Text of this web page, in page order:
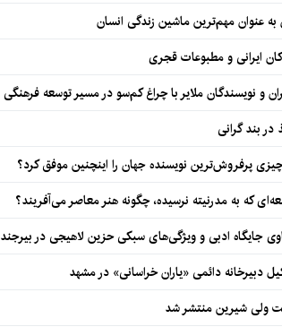
به عنوان مهم‌ترین ماشین زندگی انسان
ایرانی و مطبوعات قجری
و نویسندگان ملایر با چراغ کم‌سو در مسیر توسعه فرهنگی
در بند گرانی
پرفروش‌ترین نویسنده جهان را اینچنین موفق کرد؟
که به مدرنیته نرسیده، چگونه هنر معاصر می‌آفریند؟
جایگاه ادبی و ویژگی‌های سبکی حزین لاهیجی در بیرجند
دبیرخانه دائمی «یاران خراسانی» در مشهد
ولی شیرین منتشر شد